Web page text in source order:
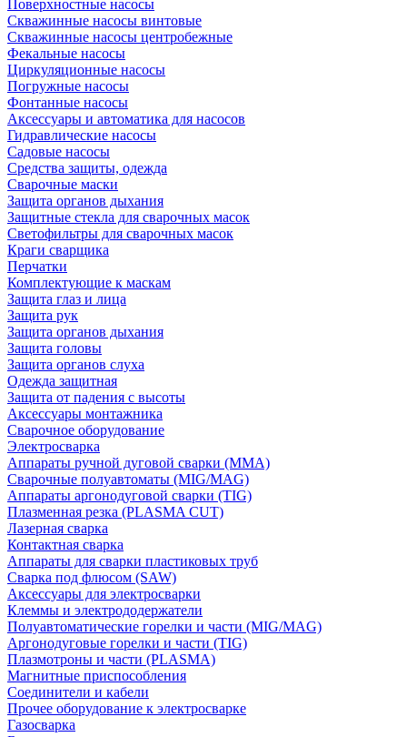
Поверхностные насосы
Скважинные насосы винтовые
Скважинные насосы центробежные
Фекальные насосы
Циркуляционные насосы
Погружные насосы
Фонтанные насосы
Аксессуары и автоматика для насосов
Гидравлические насосы
Садовые насосы
Средства защиты, одежда
Сварочные маски
Защита органов дыхания
Защитные стекла для сварочных масок
Светофильтры для сварочных масок
Краги сварщика
Перчатки
Комплектующие к маскам
Защита глаз и лица
Защита рук
Защита органов дыхания
Защита головы
Защита органов слуха
Одежда защитная
Защита от падения с высоты
Аксессуары монтажника
Сварочное оборудование
Электросварка
Аппараты ручной дуговой сварки (MMA)
Сварочные полуавтоматы (MIG/MAG)
Аппараты аргонодуговой сварки (TIG)
Плазменная резка (PLASMA CUT)
Лазерная сварка
Контактная сварка
Аппараты для сварки пластиковых труб
Сварка под флюсом (SAW)
Аксессуары для электросварки
Клеммы и электрододержатели
Полуавтоматические горелки и части (MIG/MAG)
Аргонодуговые горелки и части (TIG)
Плазмотроны и части (PLASMA)
Магнитные приспособления
Соединители и кабели
Прочее оборудование к электросварке
Газосварка